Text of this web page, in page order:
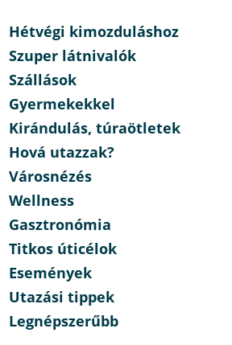
Hétvégi kimozduláshoz
Szuper látnivalók
Szállások
Gyermekekkel
Kirándulás, túraötletek
Hová utazzak?
Városnézés
Wellness
Gasztronómia
Titkos úticélok
Események
Utazási tippek
Legnépszerűbb